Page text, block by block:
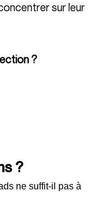
sur leur
?
?
ne suffit-il pas à